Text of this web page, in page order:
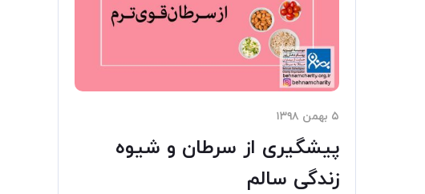
۵ بهمن ۱۳۹۸
پیشگیری از سرطان و شیوه
زندگی سالم